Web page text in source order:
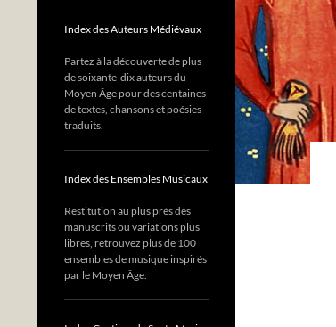
Index des Auteurs Médiévaux
Partez à la découverte de plus
de soixante-dix auteurs du
Moyen Âge pour des centaines
de textes, chansons et poésies
traduits.
Index des Ensembles Musicaux
Restitution au plus près des
manuscrits ou variations plus
libres, retrouvez plus de 100
ensembles de musique inspirés
par le Moyen Âge.